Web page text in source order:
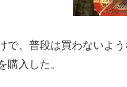
で、普段は買わないよ
購入した。